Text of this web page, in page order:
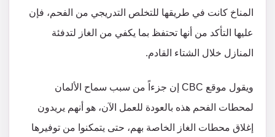
المناخ كانت في طريقها للتخلص التدريجي من الفحم، فإن
عليها التأكد من أنها تحتفظ بما يكفي من الغاز لتدفئة
المنازل خلال الشتاء القادم.
ويقول موقع CBC إن جزءاً من سبب سماح الألمان
لمحطات الفحم هذه بالعودة للعمل الآن، هو أنهم يريدون
إغلاق محطات الغاز الخاصة بهم، حتى يتمكنوا من توفيرها